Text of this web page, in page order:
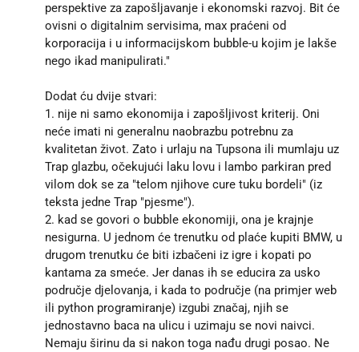
perspektive za zapošljavanje i ekonomski razvoj. Bit će
ovisni o digitalnim servisima, max praćeni od
korporacija i u informacijskom bubble-u kojim je lakše
nego ikad manipulirati."
Dodat ću dvije stvari:
1. nije ni samo ekonomija i zapošljivost kriterij. Oni
neće imati ni generalnu naobrazbu potrebnu za
kvalitetan život. Zato i urlaju na Tupsona ili mumlaju uz
Trap glazbu, očekujući laku lovu i lambo parkiran pred
vilom dok se za "telom njihove cure tuku bordeli" (iz
teksta jedne Trap "pjesme").
2. kad se govori o bubble ekonomiji, ona je krajnje
nesigurna. U jednom će trenutku od plaće kupiti BMW, u
drugom trenutku će biti izbačeni iz igre i kopati po
kantama za smeće. Jer danas ih se educira za usko
područje djelovanja, i kada to područje (na primjer web
ili python programiranje) izgubi značaj, njih se
jednostavno baca na ulicu i uzimaju se novi naivci.
Nemaju širinu da si nakon toga nađu drugi posao. Ne